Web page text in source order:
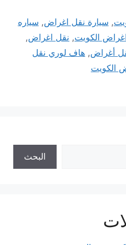
, سيارة نقل اغراض, سياره
الكويت, نقل اغراض,
أغراض, هاف لوري نقل
الكويت
البحث